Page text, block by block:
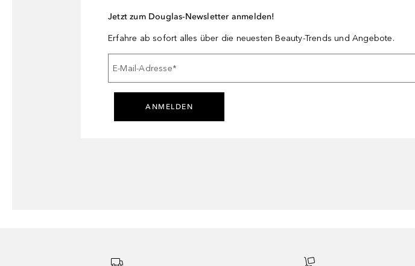
Jetzt zum Douglas-Newsletter anmelden!
Erfahre ab sofort alles über die neuesten Beauty-Trends und Angebote.
E-Mail-Adresse*
ANMELDEN